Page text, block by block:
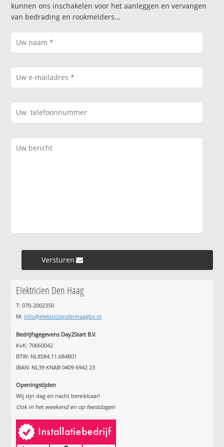
kunnen ons inschakelen voor het aanleggen en vervangen
van bedrading en rookmelders...
Versturen »
Elektricien Den Haag
T: 070-2002350
M: info@elektriciendenhaagbv.nl
Bedrijfsgegevens Day2Start B.V.
KvK: 70660042
BTW: NL8584.11.684B01
IBAN: NL39 KNAB 0409 6942 23
Openingstijden
Wij zijn dag en nacht bereikbaar!
Ook in het weekend en op feestdagen